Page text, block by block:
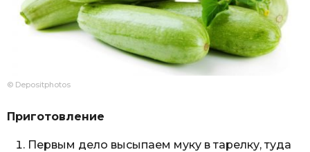
© Depositphotos
Приготовление
Первым дело высыпаем муку в тарелку, туда